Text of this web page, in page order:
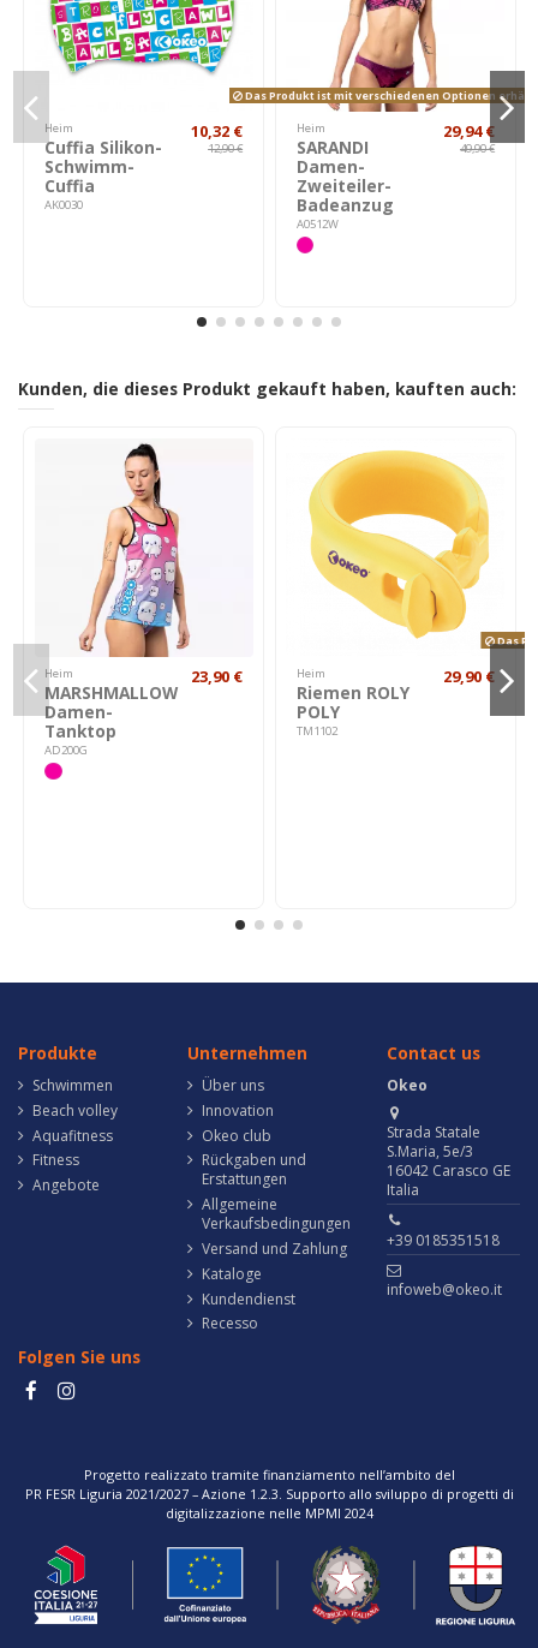
Heim
Cuffia Silikon-
Schwimm-
Cuffia
AK0030
10,32 €
12,90 €
Das Produkt ist mit verschiedenen Optionen
Heim
SARANDI
Damen-
Zweiteiler-
Badeanzug
A0512W
29,94 €
49,90 €
Kunden, die dieses Produkt gekauft haben, kauften auch:
Heim
MARSHMALLOW
Damen-
Tanktop
AD200G
23,90 € Heim
Riemen ROLY
POLY
TM1102
29,90 €
Das
Produkte
Schwimmen
Beach volley
Aquafitness
Fitness
Angebote
Unternehmen
Über uns
Innovation
Okeo club
Rückgaben und
Erstattungen
Allgemeine
Verkaufsbedingungen
Versand und Zahlung
Kataloge
Kundendienst
Recesso
Contact us
Okeo
Strada Statale
S.Maria, 5e/3
16042 Carasco GE
Italia
+39 0185351518
infoweb@okeo.it
Folgen Sie uns
Progetto realizzato tramite finanziamento nell’ambito del
PR FESR Liguria 2021/2027 – Azione 1.2.3. Supporto allo sviluppo di progetti di
digitalizzazione nelle MPMI 2024